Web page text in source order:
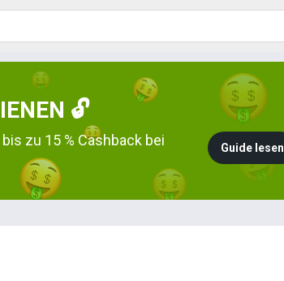
🔓
zu 15 % Cashback bei
Guide lesen